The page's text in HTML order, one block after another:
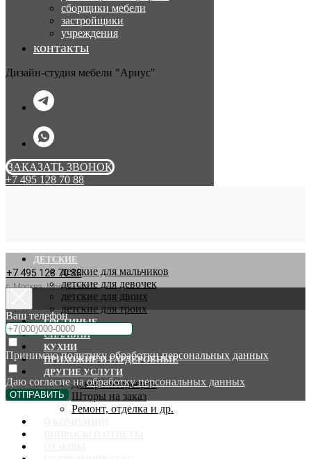
сборщики мебели
застройщики
учреждения
контакты
Дизайн-студия мебели "Ариус"
ЗАКАЗАТЬ ЗВОНОК
+7 495 128 70 88
+7 495 128 70 88
г. Москва, Молодцова 9
ДЕТСКИЕ
детские для мальчиков
детские для девочек
детские для двоих
детские для троих
ГОСТИНЫЕ
СПАЛЬНИ
КУХНИ
ПРИХОЖИЕ И ГАРДЕРОБНЫЕ
ДРУГИЕ УСЛУГИ
Декор интерьеров
Шторы на заказ
Ремонт, отделка и др.
Ваш телефон
Принимаюполитику обработки персональных данных
Даю согласие наобработку персональных данных
ОТПРАВИТЬ